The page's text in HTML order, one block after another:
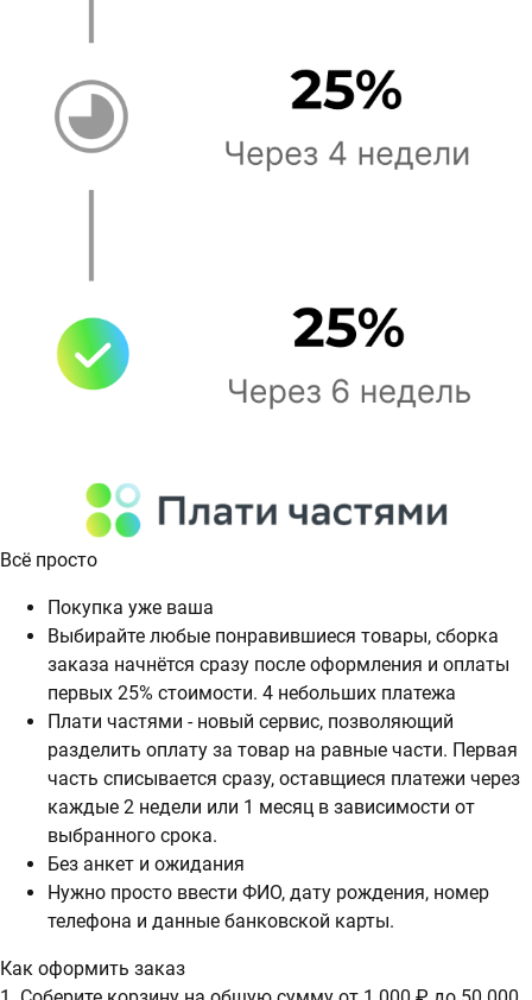
Всё просто
Покупка уже ваша
Выбирайте любые понравившиеся товары, сборка
заказа начнётся сразу после оформления и оплаты
первых 25% стоимости. 4 небольших платежа
Плати частями - новый сервис, позволяющий
разделить оплату за товар на равные части. Первая
часть списывается сразу, оставщиеся платежи через
каждые 2 недели или 1 месяц в зависимости от
выбранного срока.
Без анкет и ожидания
Нужно просто ввести ФИО, дату рождения, номер
телефона и данные банковской карты.
Как оформить заказ